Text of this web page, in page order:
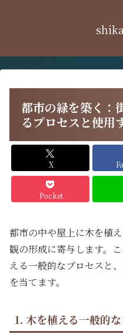
都市の緑を築く：
るプロセスと使用
X
Pocket
都市の中や屋上に木を植
観の形成に寄与します。
える一般的なプロセスと
を当てます。
1. 木を植える一般的